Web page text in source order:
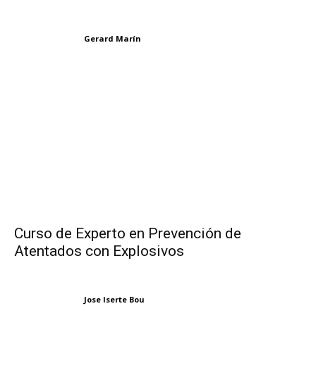
Gerard Marín
Curso de Experto en Prevención de
Atentados con Explosivos
Jose Iserte Bou